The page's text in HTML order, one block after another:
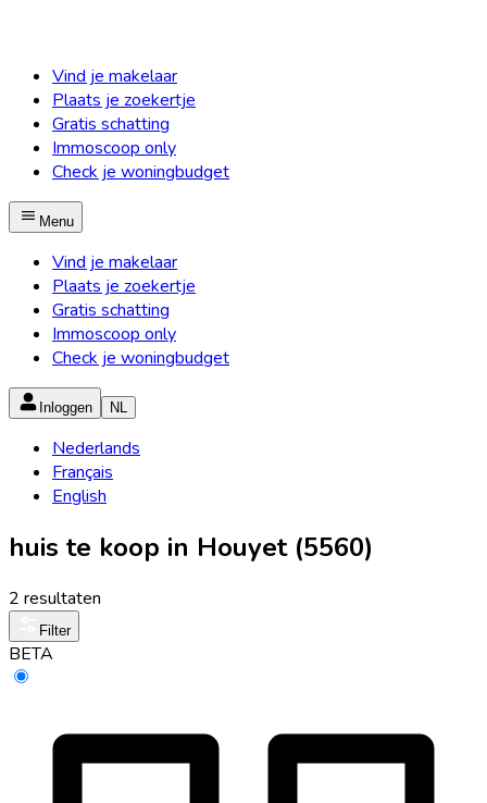
Vind je makelaar
Plaats je zoekertje
Gratis schatting
Immoscoop only
Check je woningbudget
Menu
Vind je makelaar
Plaats je zoekertje
Gratis schatting
Immoscoop only
Check je woningbudget
Inloggen NL
Nederlands
Français
English
huis te koop in Houyet (5560)
2 resultaten
Filter
BETA